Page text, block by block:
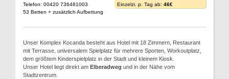
Telefon: 00420 736481003
53 Betten + zusätzlich Aufbettung
Einzelzi. p. Tag ab: 46€
Unser Komplex Kocanda besteht aus Hotel mit 18 Zimmern, Restaurant
mit Terrasse, universalem Spielplatz für mehrere Sporten, Workoutplatz,
dem größtem Kinderspielplatz in der Stadt und kleinem Kiosk.
Unser Hotel liegt direkt am Elberadweg und in der Nähe vom
Stadtzentrum.